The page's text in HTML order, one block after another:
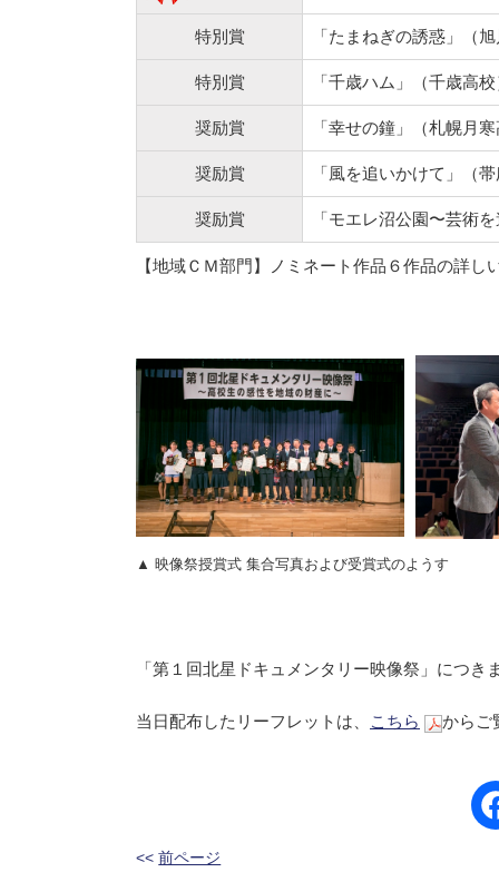
特別賞 「たまねぎの誘惑」（旭
特別賞 「千歳ハム」（千歳高校
奨励賞 「幸せの鐘」（札幌月寒
奨励賞 「風を追いかけて」（帯
奨励賞 「モエレ沼公園〜芸術
【地域ＣＭ部門】ノミネート作品６作品の詳し
▲ 映像祭授賞式 集合写真および受賞式のようす
「第１回北星ドキュメンタリー映像祭」につき
当日配布したリーフレットは、 こちら からご
<< 前ページ